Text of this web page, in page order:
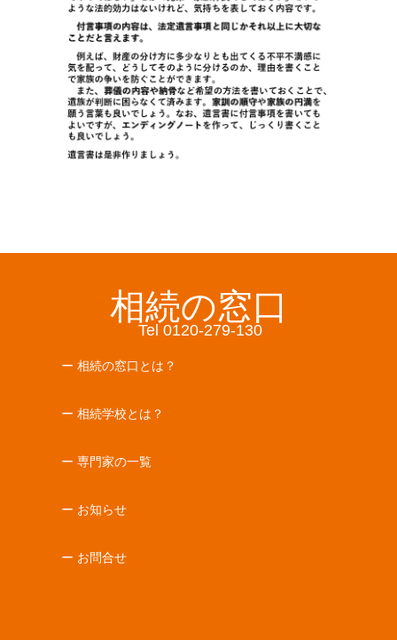
相続の窓口
Tel 0120-279-130
ー 相続の窓口とは？
ー 相続学校とは？
ー 専門家の一覧
ー お知らせ
ー お問合せ